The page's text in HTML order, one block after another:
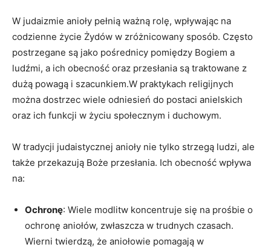
W judaizmie anioły pełnią ważną rolę, wpływając na
codzienne życie Żydów w zróżnicowany sposób. Często
postrzegane są jako pośrednicy pomiędzy Bogiem a
ludźmi, a ich obecność oraz przesłania są traktowane z
dużą powagą i szacunkiem.W praktykach religijnych
można dostrzec wiele odniesień do postaci anielskich
oraz ich funkcji w życiu społecznym i duchowym.
W tradycji judaistycznej anioły nie tylko strzegą ludzi, ale
także przekazują Boże przesłania. Ich obecność wpływa
na:
Ochronę: Wiele modlitw koncentruje się na prośbie o
ochronę aniołów, zwłaszcza w trudnych czasach.
Wierni twierdzą, że aniołowie pomagają w